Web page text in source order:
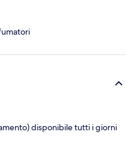
disponibile tutti i giorni